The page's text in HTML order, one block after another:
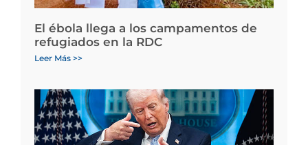
El ébola llega a los campamentos de
refugiados en la RDC
Leer Más >>